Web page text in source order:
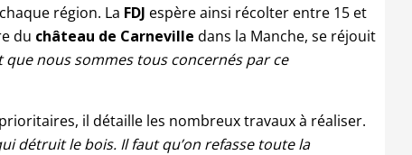
région. La FDJ espère ainsi récolter entre 15 et
du château de Carneville dans la Manche, se réjouit
que nous sommes tous concernés par ce
il détaille les nombreux travaux à réaliser.
détruit le bois. Il faut qu’on refasse toute la